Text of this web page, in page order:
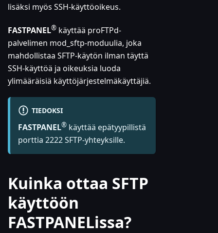
lisäksi myös SSH-käyttöoikeus.
FASTPANEL® käyttää proFTPd-
palvelimen mod_sftp-moduulia, joka
mahdollistaa SFTP-käytön ilman täyttä
SSH-käyttöä ja oikeuksia luoda
ylimääräisiä käyttöjärjestelmäkäyttäjiä.
TIEDOKSI
FASTPANEL® käyttää epätyypillistä
porttia 2222 SFTP-yhteyksille.
Kuinka ottaa SFTP
käyttöön
FASTPANELissa?